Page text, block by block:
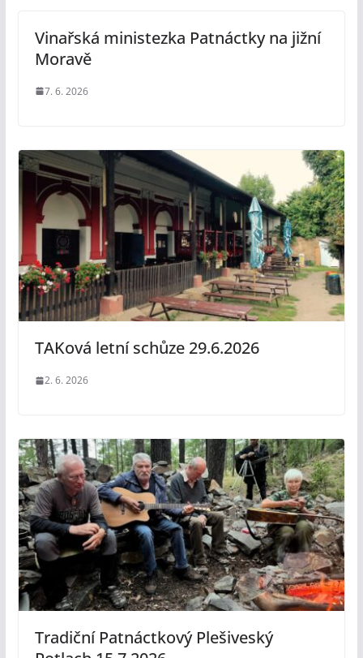
Vinařská ministezka Patnáctky na jižní
Moravě
7. 6. 2026
TAKová letní schůze 29.6.2026
2. 6. 2026
Tradiční Patnáctkový Plešiveský